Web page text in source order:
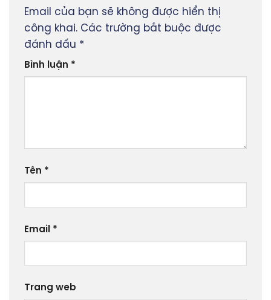
Email của bạn sẽ không được hiển thị
công khai. Các trường bắt buộc được
đánh dấu *
Bình luận *
Tên *
Email *
Trang web